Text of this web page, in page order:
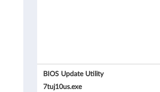
유 BIOS Update Utility
7tuj10us.exe